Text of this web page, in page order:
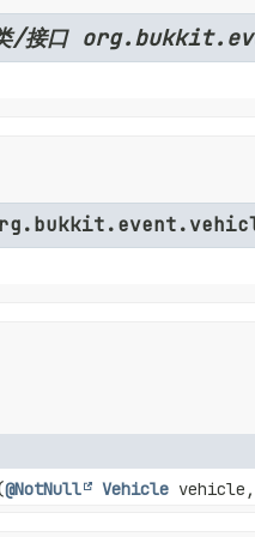
类/接口
@NotNull Vehicle vehicle,